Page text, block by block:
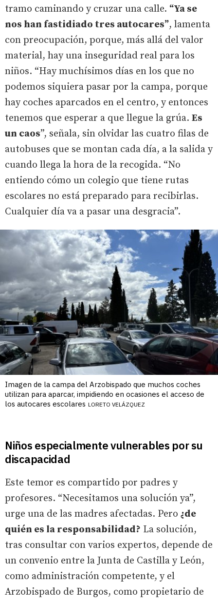
tramo caminando y cruzar una calle. “Ya se
nos han fastidiado tres autocares”, lamenta
con preocupación, porque, más allá del valor
material, hay una inseguridad real para los
niños. “Hay muchísimos días en los que no
podemos siquiera pasar por la campa, porque
hay coches aparcados en el centro, y entonces
tenemos que esperar a que llegue la grúa. Es
un caos”, señala, sin olvidar las cuatro filas de
autobuses que se montan cada día, a la salida y
cuando llega la hora de la recogida. “No
entiendo cómo un colegio que tiene rutas
escolares no está preparado para recibirlas.
Cualquier día va a pasar una desgracia”.
Imagen de la campa del Arzobispado que muchos coches
utilizan para aparcar, impidiendo en ocasiones el acceso de
los autocares escolares LORETO VELÁZQUEZ
Niños especialmente vulnerables por su
discapacidad
Este temor es compartido por padres y
profesores. “Necesitamos una solución ya”,
urge una de las madres afectadas. Pero ¿de
quién es la responsabilidad? La solución,
tras consultar con varios expertos, depende de
un convenio entre la Junta de Castilla y León,
como administración competente, y el
Arzobispado de Burgos, como propietario de